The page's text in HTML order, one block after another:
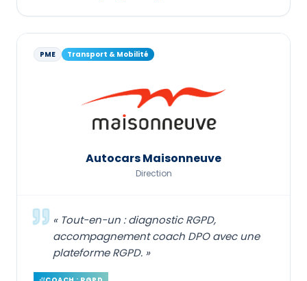
PME Transport & Mobilité
Autocars Maisonneuve
Direction
« Tout-en-un : diagnostic RGPD,
accompagnement coach DPO avec une
plateforme RGPD. »